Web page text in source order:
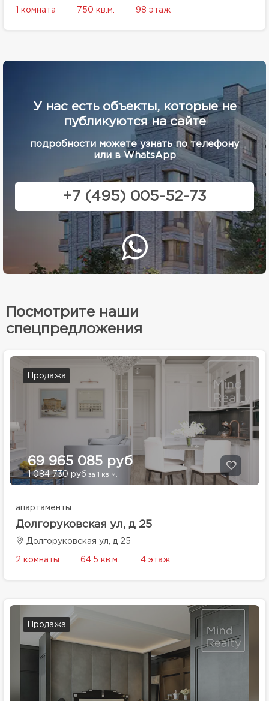
1 комната 750 кв.м. 98 этаж
У нас есть объекты, которые не
публикуются на сайте
подробности можете узнать по телефону
или в WhatsApp
+7 (495) 005-52-73
Посмотрите наши
спецпредложения
Продажа
69 965 085 руб
1 084 730 руб за 1 кв.м.
апартаменты
Долгоруковская ул, д 25
Долгоруковская ул, д 25
2 комнаты 64.5 кв.м. 4 этаж
Продажа